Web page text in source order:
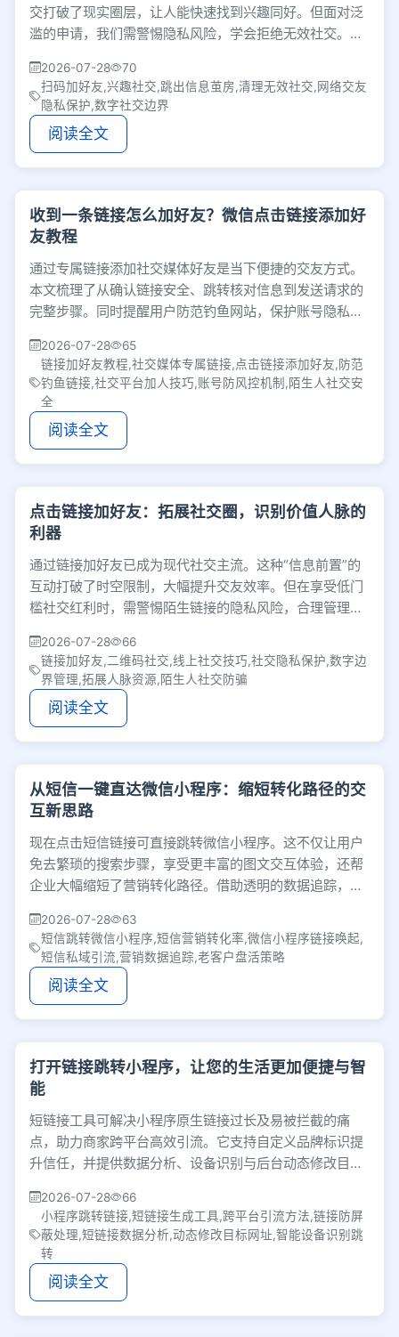
交打破了现实圈层，让人能快速找到兴趣同好。但面对泛
滥的申请，我们需警惕隐私风险，学会拒绝无效社交。毕
2026-07-28
70
扫码加好友,兴趣社交,跳出信息茧房,清理无效社交,网络交友
隐私保护,数字社交边界
阅读全文
收到一条链接怎么加好友？微信点击链接添加好
友教程
通过专属链接添加社交媒体好友是当下便捷的交友方式。
本文梳理了从确认链接安全、跳转核对信息到发送请求的
完整步骤。同时提醒用户防范钓鱼网站，保护账号隐私，
2026-07-28
65
链接加好友教程,社交媒体专属链接,点击链接添加好友,防范
钓鱼链接,社交平台加人技巧,账号防风控机制,陌生人社交安
全
阅读全文
点击链接加好友：拓展社交圈，识别价值人脉的
利器
通过链接加好友已成为现代社交主流。这种“信息前置”的
互动打破了时空限制，大幅提升交友效率。但在享受低门
槛社交红利时，需警惕陌生链接的隐私风险，合理管理数
2026-07-28
66
链接加好友,二维码社交,线上社交技巧,社交隐私保护,数字边
界管理,拓展人脉资源,陌生人社交防骗
阅读全文
从短信一键直达微信小程序：缩短转化路径的交
互新思路
现在点击短信链接可直接跳转微信小程序。这不仅让用户
免去繁琐的搜索步骤，享受更丰富的图文交互体验，还帮
企业大幅缩短了营销转化路径。借助透明的数据追踪，品
2026-07-28
63
短信跳转微信小程序,短信营销转化率,微信小程序链接唤起,
短信私域引流,营销数据追踪,老客户盘活策略
阅读全文
打开链接跳转小程序，让您的生活更加便捷与智
能
短链接工具可解决小程序原生链接过长及易被拦截的痛
点，助力商家跨平台高效引流。它支持自定义品牌标识提
升信任，并提供数据分析、设备识别与后台动态修改目标
2026-07-28
66
小程序跳转链接,短链接生成工具,跨平台引流方法,链接防屏
蔽处理,短链接数据分析,动态修改目标网址,智能设备识别跳
转
阅读全文